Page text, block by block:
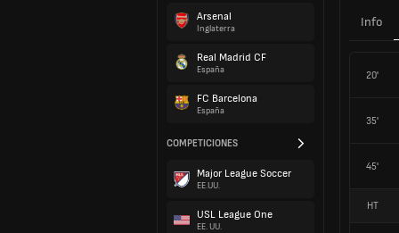
Arsenal
Inglaterra
Real Madrid CF
España
FC Barcelona
España
COMPETICIONES
Major League Soccer
EE.UU.
USL League One
EE. UU.
Info
20'
35'
45'
HT